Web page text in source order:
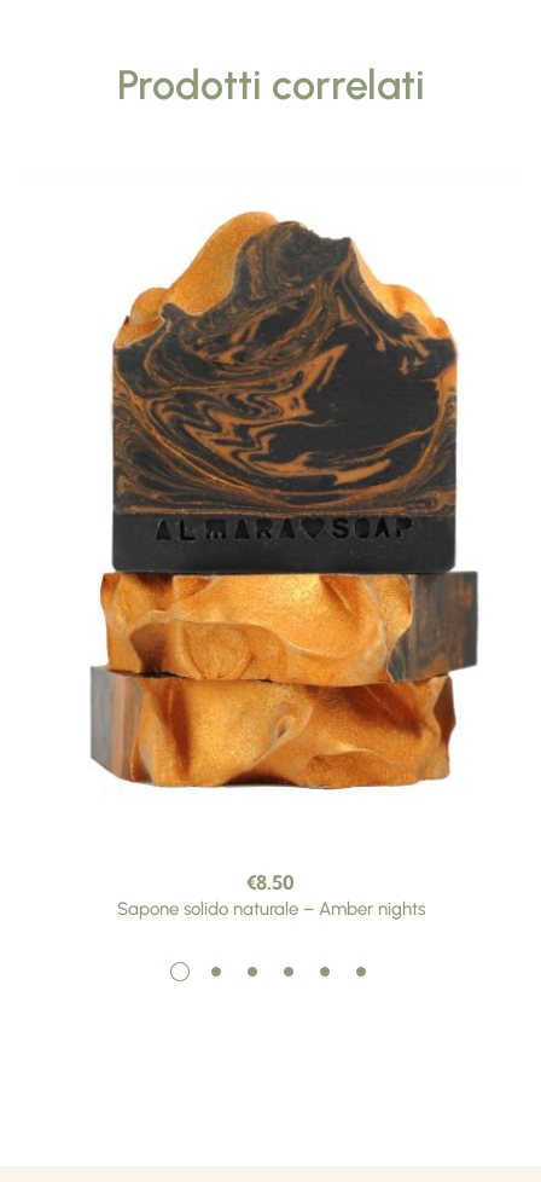
Prodotti correlati
€8.50
Sapone solido naturale – Amber nights